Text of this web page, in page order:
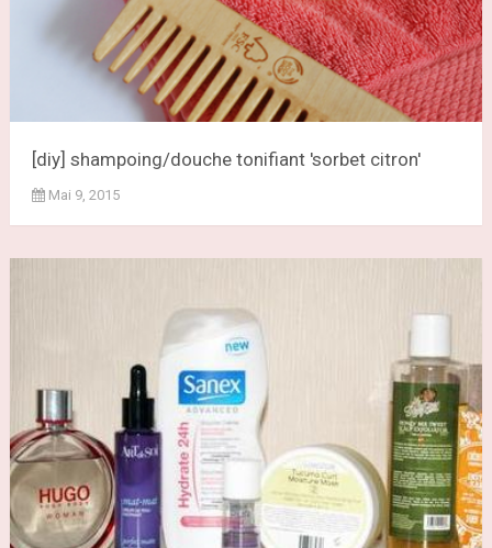
[diy] shampoing/douche tonifiant 'sorbet citron'
Mai 9, 2015